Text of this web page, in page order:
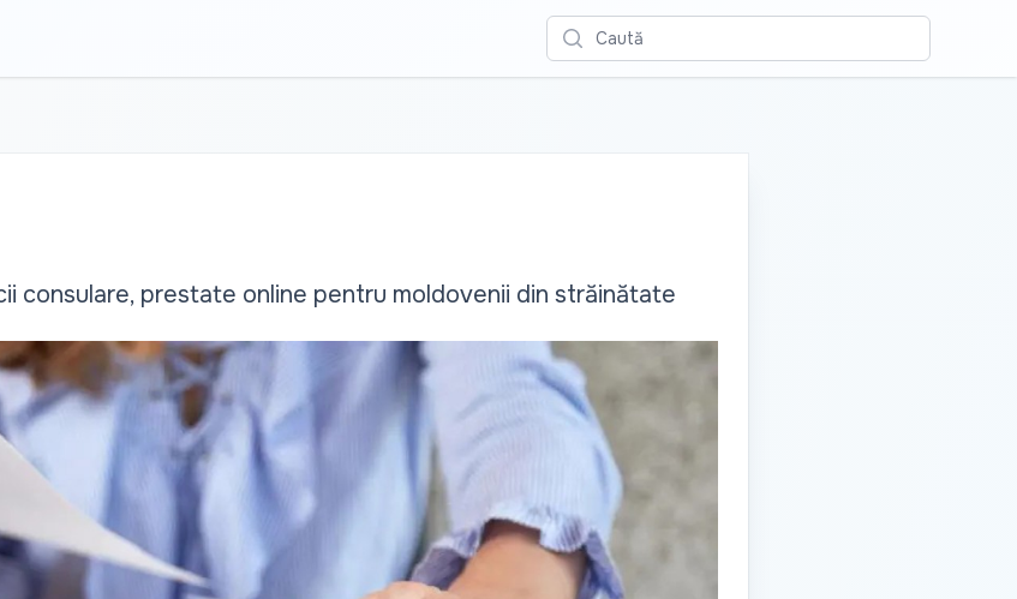
Caută
consulare, prestate online pentru moldovenii din străinătate